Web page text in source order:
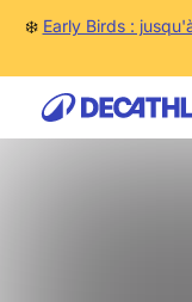
❄️ Early Birds :